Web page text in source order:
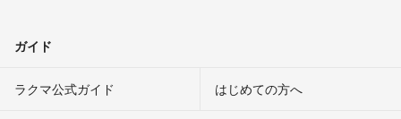
ガイド
ラクマ公式ガイド はじめての方へ